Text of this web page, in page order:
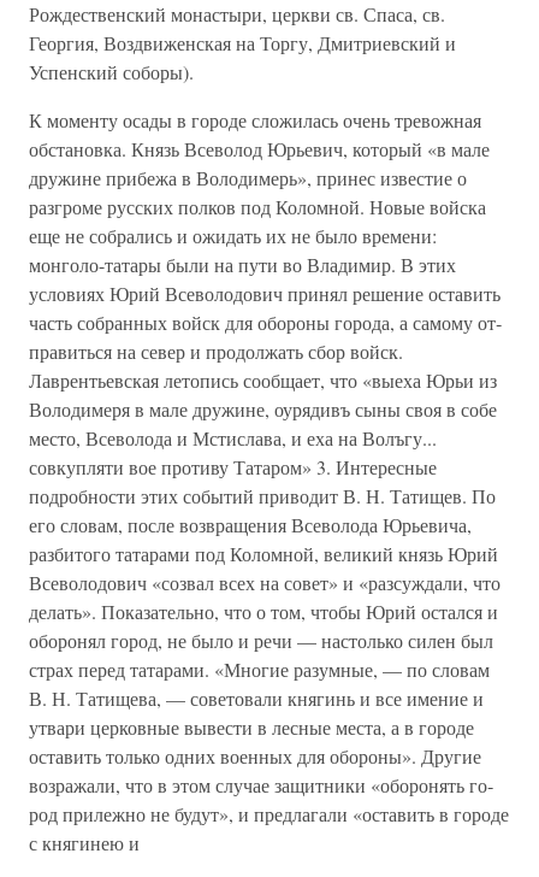
Рождественский монастыри, церкви св. Спаса, св.
Георгия, Воздвиженская на Торгу, Дмитриевский и
Успенский соборы).
К моменту осады в городе сложилась очень тревожная
обстановка. Князь Всеволод Юрьевич, который «в мале
дружине прибежа в Володимерь», принес известие о
разгроме русских полков под Коломной. Новые войска
еще не собрались и ожидать их не было времени:
монголо-татары были на пути во Владимир. В этих
условиях Юрий Всеволодович принял решение оставить
часть собранных войск для обороны города, а самому от­
правиться на север и продолжать сбор войск.
Лаврентьевская летопись со­общает, что «выеха Юрьи из
Володимеря в мале дружине, оурядивъ сыны своя в собе
место, Всеволода и Мстислава, и еха на Волъгу...
совкупляти вое противу Татаром» 3. Интересные
подробности этих событий приводит В. Н. Татищев. По
его словам, после возвращения Всеволода Юрьевича,
разбитого татарами под Коломной, великий князь Юрий
Всеволодович «созвал всех на совет» и «разсуждали, что
делать». Показательно, что о том, чтобы Юрий остался и
оборонял город, не было и речи — настолько силен был
страх перед татарами. «Многие разумные, — по словам
В. Н. Татищева, — советовали княгинь и все имение и
утвари церковные вывести в лесные места, а в городе
оставить только одних военных для обороны». Другие
возражали, что в этом случае защитники «оборонять го­
род прилежно не будут», и предлагали «оставить в городе
с княгинею и